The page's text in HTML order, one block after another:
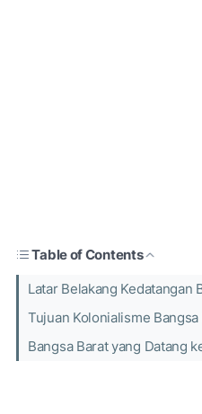
Table of Contents
Latar Belakang Kedatangan
Tujuan Kolonialisme Bangsa
Bangsa Barat yang Datang